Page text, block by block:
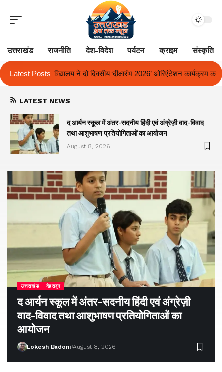
उत्तराखंड राजनीति देश-विदेश पर्यटन क्राइम संस्कृति
Latest Posts
‘दीक्षारंभ 2026’ ओरिएंटेशन कार्यक्रम का किया आयोजन एक साल से लंबित
LATEST NEWS
द आर्यन स्कूल में अंतर-सदनीय हिंदी एवं अंग्रेज़ी वाद-विवाद
तथा आशुभाषण प्रतियोगिताओं का आयोजन
August 8, 2026
उत्तराखंड देहरादून
द आर्यन स्कूल में अंतर-सदनीय हिंदी एवं अंग्रेज़ी
वाद-विवाद तथा आशुभाषण प्रतियोगिताओं का
आयोजन
Lokesh Badoni August 8, 2026